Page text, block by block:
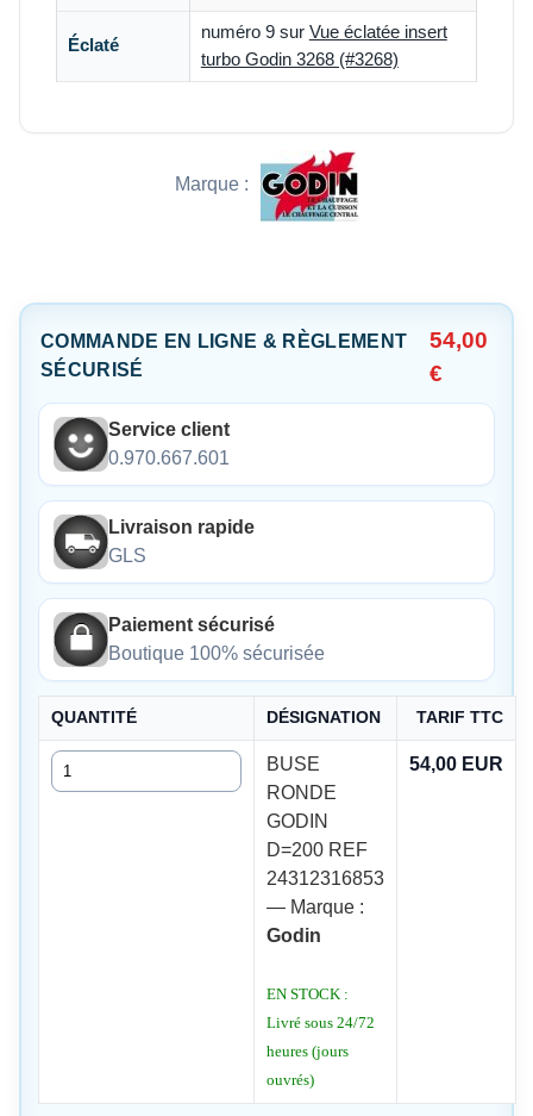
Éclaté
numéro 9 sur Vue éclatée insert
turbo Godin 3268 (#3268)
Marque :
COMMANDE EN LIGNE & RÈGLEMENT
SÉCURISÉ
54,00
€
Service client
0.970.667.601
Livraison rapide
GLS
Paiement sécurisé
Boutique 100% sécurisée
QUANTITÉ DÉSIGNATION TARIF TTC
Quantité
BUSE
RONDE
GODIN
D=200 REF
24312316853
— Marque :
Godin
EN STOCK :
Livré sous 24/72
heures (jours
ouvrés)
54,00 EUR